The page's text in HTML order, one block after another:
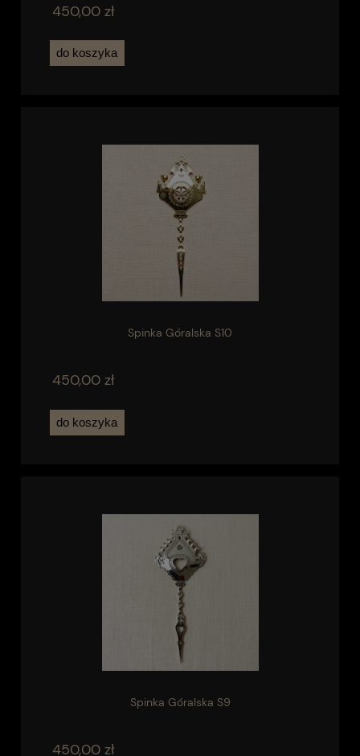
450,00 zł
do koszyka
Spinka Góralska S10
450,00 zł
do koszyka
Spinka Góralska S9
450,00 zł